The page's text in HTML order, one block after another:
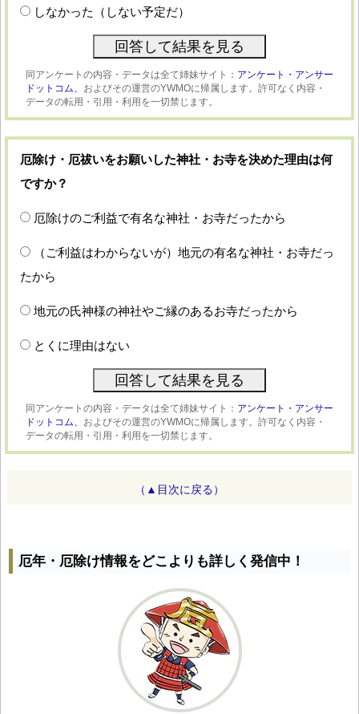
しなかった（しない予定だ）
同アンケートの内容・データは全て姉妹サイト： アンケート・アンサー
ドットコム、 およびその運営のYWMOに帰属します。許可なく内容・
データの転用・引用・利用を一切禁じます。
厄除け・厄祓いをお願いした神社・お寺を決めた理由は何
ですか？
厄除けのご利益で有名な神社・お寺だったから
（ご利益はわからないが）地元の有名な神社・お寺だっ
たから
地元の氏神様の神社やご縁のあるお寺だったから
とくに理由はない
同アンケートの内容・データは全て姉妹サイト： アンケート・アンサー
ドットコム、 およびその運営のYWMOに帰属します。許可なく内容・
データの転用・引用・利用を一切禁じます。
（▲目次に戻る）
厄年・厄除け情報をどこよりも詳しく発信中！